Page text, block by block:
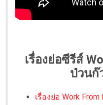
เรื่องย่อซีรีส์
ป่วนก๊
เรื่องย่อ Work